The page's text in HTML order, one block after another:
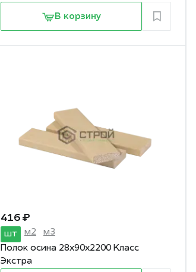
В корзину
416 ₽
шт м2
м3
Полок осина 28х90х2200 Класс
Экстра